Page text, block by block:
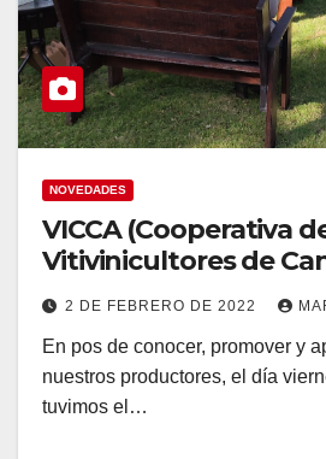
NOVEDADES
VICCA (Cooperativa
Vitivinicultores de
2 DE FEBRERO DE 2022
En pos de conocer, promover y
nuestros productores, el día
tuvimos el…